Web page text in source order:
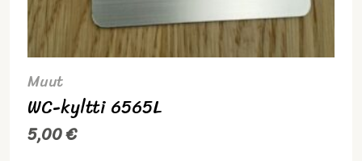
Muut
WC-kyltti 6565L
5,00€